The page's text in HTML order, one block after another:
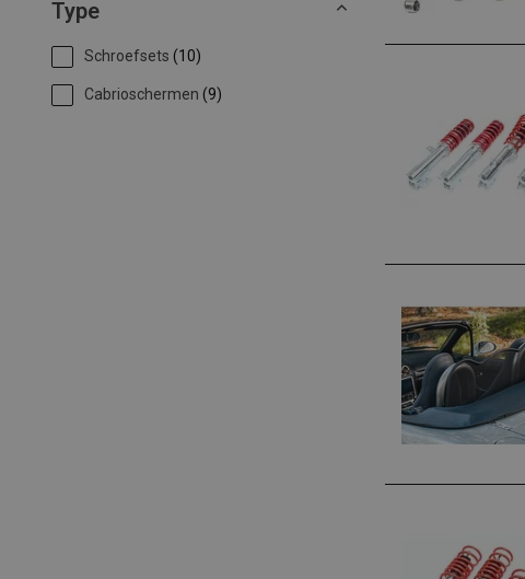
Type
Schroefsets (10)
Cabrioschermen (9)